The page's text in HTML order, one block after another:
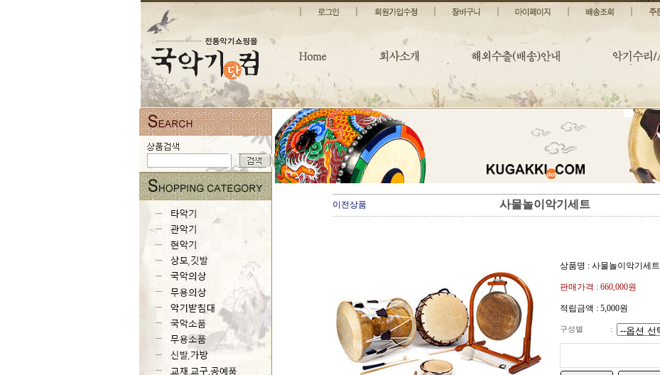
이전상품 사물놀이악기세트
상품명 : 사물놀이악기세트
판매가격 : 660,000원
적립금액 : 5,000원
구성별 :